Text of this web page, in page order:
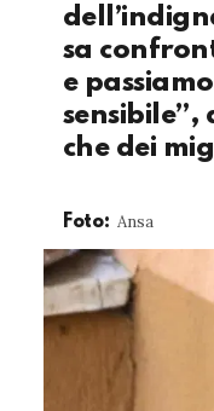
sa
e
che dei
Foto: Ansa